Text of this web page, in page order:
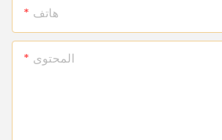
هاتف
المحتوى